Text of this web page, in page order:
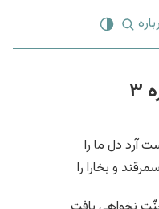
آرد دل ما را
و بخارا را